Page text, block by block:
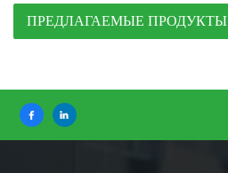
ПРЕДЛАГАЕМЫЕ ПРОДУКТЫ